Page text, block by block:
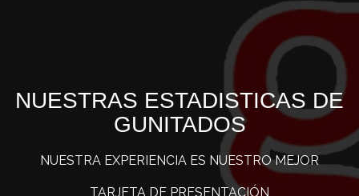
NUESTRAS ESTADISTICAS DE
GUNITADOS
NUESTRA EXPERIENCIA ES NUESTRO MEJOR
TARJETA DE PRESENTACIÓN